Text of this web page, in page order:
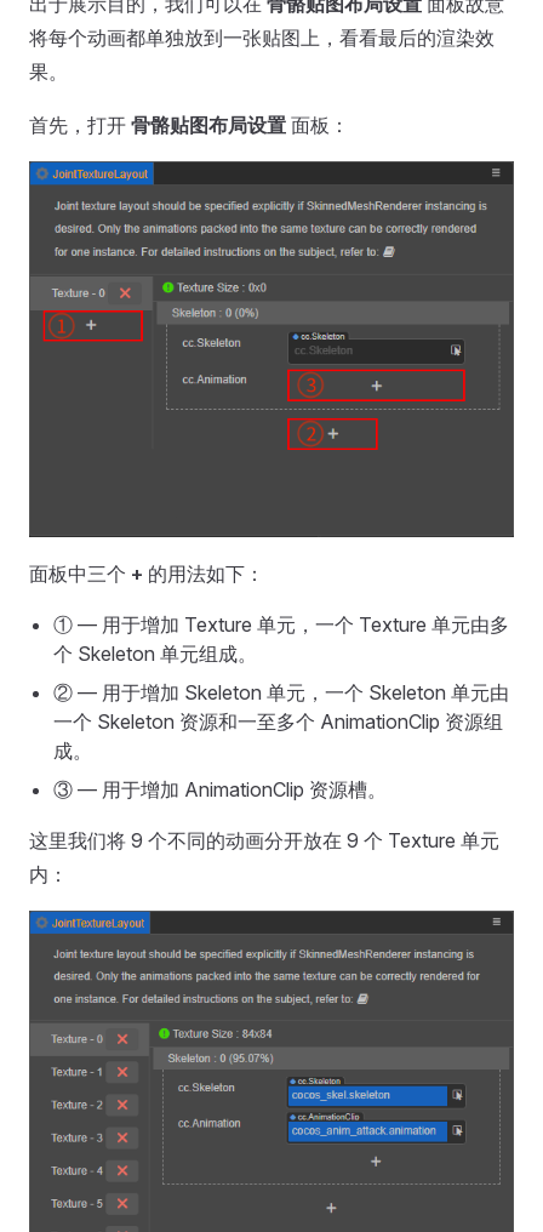
将每个动画都单独放到一张贴图上，看看最后的渲染效
果。
首先，打开 骨骼贴图布局设置 面板：
面板中三个 + 的用法如下：
① — 用于增加 Texture 单元，一个 Texture 单元由多
个 Skeleton 单元组成。
② — 用于增加 Skeleton 单元，一个 Skeleton 单元由
一个 Skeleton 资源和一至多个 AnimationClip 资源组
成。
③ — 用于增加 AnimationClip 资源槽。
这里我们将 9 个不同的动画分开放在 9 个 Texture 单元
内：